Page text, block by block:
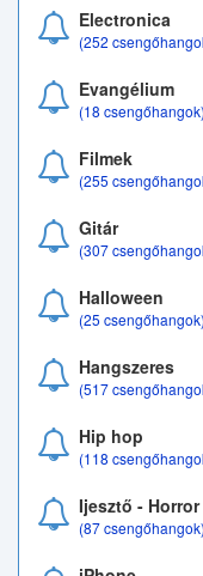
Electronica
(252
Evangélium
(18 csengőhangok)
Filmek
(255
Gitár
(307
Halloween
(25 csengőhangok)
Hangszeres
(517
Hip hop
(118
Ijesztő - Horror
(87 csengőhangok)